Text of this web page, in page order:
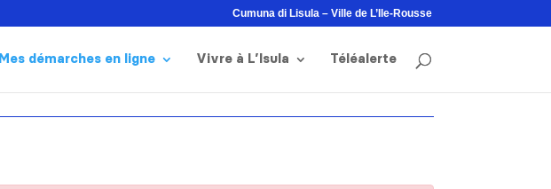
Cumuna di Lisula – Ville de L’Ile-Rousse
Mes démarches en ligne Vivre à L’Isula Téléalerte